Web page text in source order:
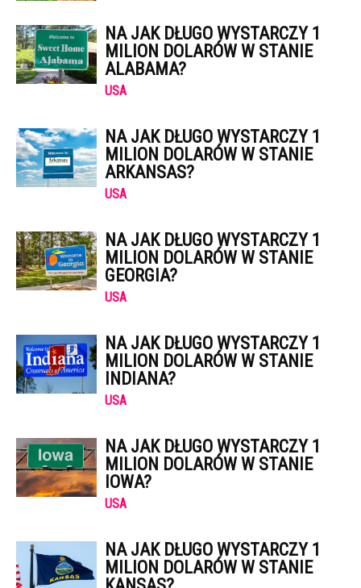
NA JAK DŁUGO WYSTARCZY 1
MILION DOLARÓW W STANIE
ALABAMA?
USA
NA JAK DŁUGO WYSTARCZY 1
MILION DOLARÓW W STANIE
ARKANSAS?
USA
NA JAK DŁUGO WYSTARCZY 1
MILION DOLARÓW W STANIE
GEORGIA?
USA
NA JAK DŁUGO WYSTARCZY 1
MILION DOLARÓW W STANIE
INDIANA?
USA
NA JAK DŁUGO WYSTARCZY 1
MILION DOLARÓW W STANIE
IOWA?
USA
NA JAK DŁUGO WYSTARCZY 1
MILION DOLARÓW W STANIE